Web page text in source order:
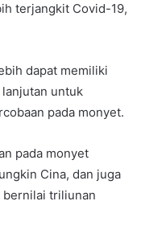
terjangkit Covid-19,
dapat memiliki
untuk
pada monyet.
pada monyet
Cina, dan juga
bernilai triliunan